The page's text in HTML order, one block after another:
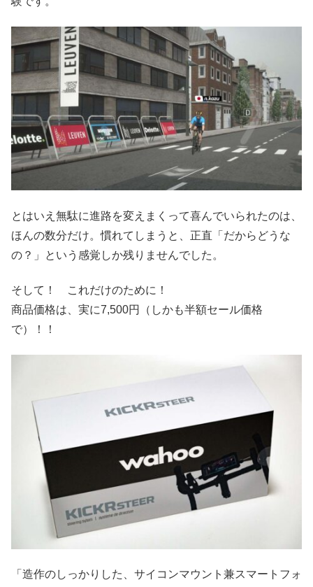
とはいえ無駄に進路を変えまくって喜んでいられたのは、
ほんの数分だけ。慣れてしまうと、正直「だからどうな
の？」という感覚しか残りませんでした。
そして！ これだけのために！
商品価格は、実に7,500円（しかも半額セール価格
で）！！
「造作のしっかりした、サイコンマウント兼スマートフォ